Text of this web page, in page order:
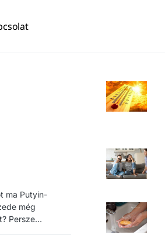
ma Putyin-
még
Persze…